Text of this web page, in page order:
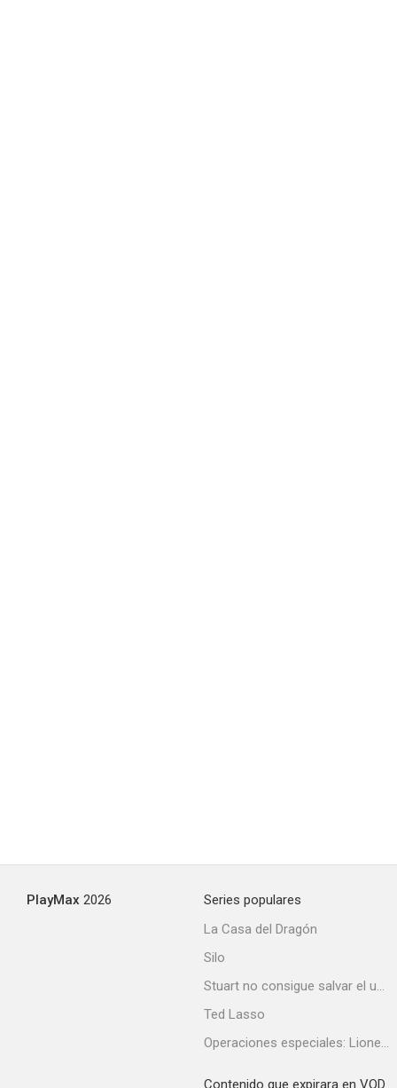
PlayMax 2026
Series populares
La Casa del Dragón
Silo
Stuart no consigue salvar el universo
Ted Lasso
Operaciones especiales: Lioness
Contenido que expirara en VOD